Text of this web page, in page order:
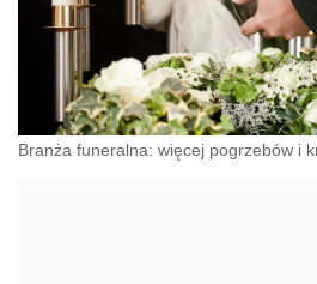
Branża funeralna: więcej pogrzebów i